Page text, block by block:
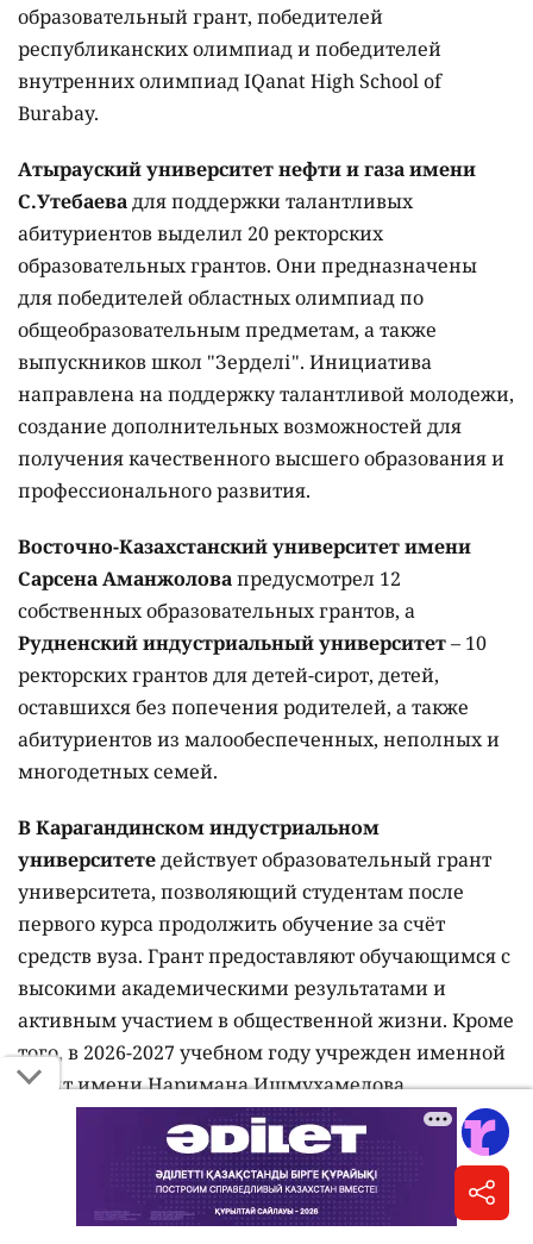
образовательный грант, победителей
республиканских олимпиад и победителей
внутренних олимпиад IQanat High School of
Burabay.
Атырауский университет нефти и газа имени
С.Утебаевадля поддержки талантливых
абитуриентов выделил 20 ректорских
образовательных грантов. Они предназначены
для победителей областных олимпиад по
общеобразовательным предметам, а также
выпускников школ "Зерделі". Инициатива
направлена на поддержку талантливой молодежи,
создание дополнительных возможностей для
получения качественного высшего образования и
профессионального развития.
Восточно-Казахстанский университет имени
Сарсена Аманжоловапредусмотрел 12
собственных образовательных грантов, а
Рудненский индустриальный университет– 10
ректорских грантов для детей-сирот, детей,
оставшихся без попечения родителей, а также
абитуриентов из малообеспеченных, неполных и
многодетных семей.
В Карагандинском индустриальном
университетедействует образовательный грант
университета, позволяющий студентам после
первого курса продолжить обучение за счёт
средств вуза. Грант предоставляют обучающимся с
высокими академическими результатами и
активным участием в общественной жизни. Кроме
того, в 2026-2027 учебном году учрежден именной
грант имени Наримана Ишмухамедова,
предусматривающий полную оплату обучения и
ежемесячную стипендию в размере 150 тысяч